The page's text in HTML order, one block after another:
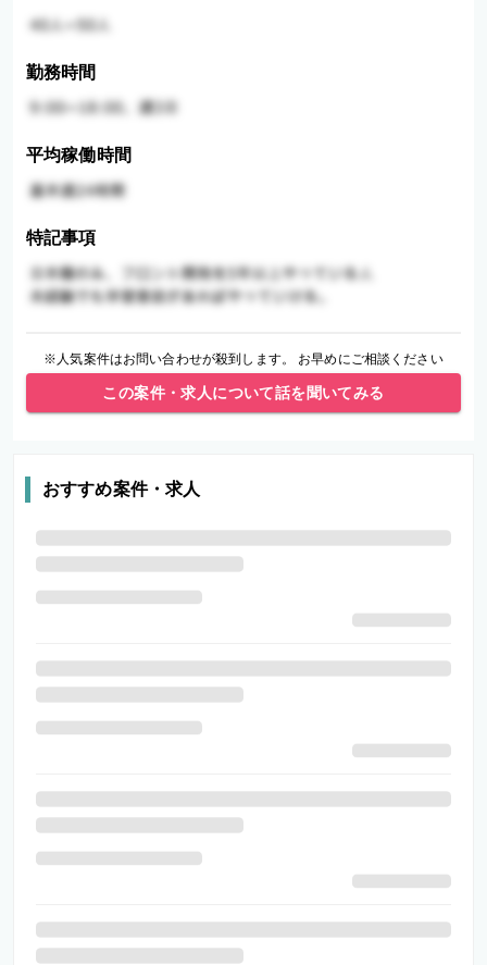
勤務時間
平均稼働時間
特記事項
※人気案件はお問い合わせが殺到します。 お早めにご相談ください
この案件・求人について話を聞いてみる
おすすめ案件・求人